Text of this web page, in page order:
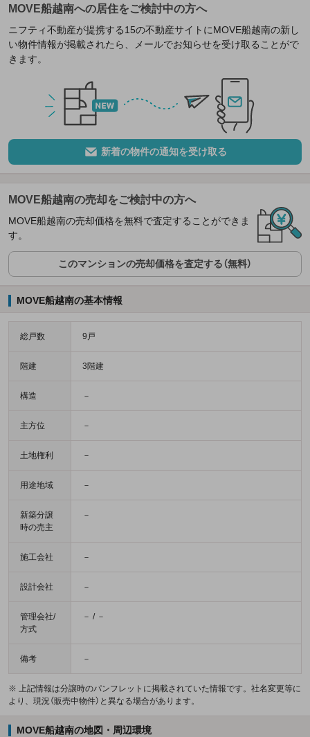
MOVE船越南への居住をご検討中の方へ
ニフティ不動産が提携する15の不動産サイトにMOVE船越南の新し
い物件情報が掲載されたら、メールでお知らせを受け取ることがで
きます。
新着の物件の通知を受け取る
MOVE船越南の売却をご検討中の方へ
MOVE船越南の売却価格を無料で査定することができま
す。
このマンションの売却価格を査定する（無料）
MOVE船越南の基本情報
総戸数 9戸
階建 3階建
構造 －
主方位 －
土地権利 －
用途地域 －
新築分譲
時の売主
－
施工会社 －
設計会社 －
管理会社/
方式
－ / －
備考 －
※ 上記情報は分譲時のパンフレットに掲載されていた情報です。社名変更等に
より、現況（販売中物件）と異なる場合があります。
MOVE船越南の地図・周辺環境